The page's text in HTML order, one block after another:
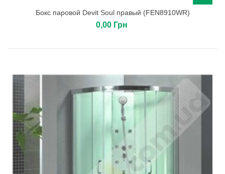
Бокс паровой Devit Soul правый (FEN8910WR)
0,00 Грн